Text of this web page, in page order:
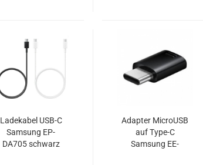
Ladekabel USB-C
Samsung EP-
DA705 schwarz
Adapter MicroUSB
auf Type-C
Samsung EE-